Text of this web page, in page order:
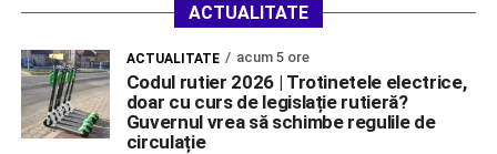
ACTUALITATE
ACTUALITATE acum 5 ore
Codul rutier 2026 | Trotinetele electrice,
doar cu curs de legislație rutieră?
Guvernul vrea să schimbe regulile de
circulație